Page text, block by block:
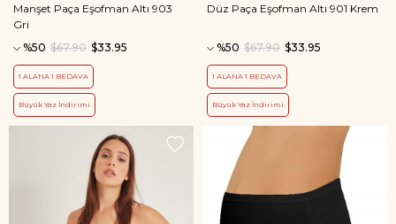
Manşet Paça Eşofman Altı 903
Gri
%50
$33.95
$67.90
1 ALANA 1 BEDAVA
Büyük Yaz İndirimi
Düz Paça Eşofman Altı 901 Krem
%50 $33.95
$67.90
1 ALANA 1 BEDAVA
Büyük Yaz İndirimi